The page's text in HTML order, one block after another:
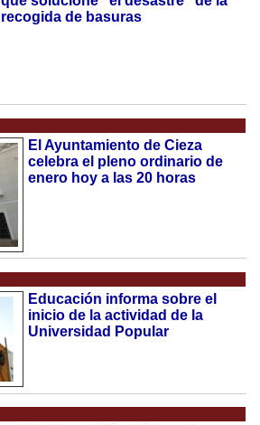
recogida de basuras
El Ayuntamiento de Cieza
celebra el pleno ordinario de
enero hoy a las 20 horas
Educación informa sobre el
inicio de la actividad de la
Universidad Popular